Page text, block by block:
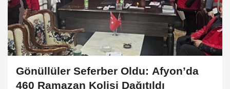
Gönüllüler Seferber Oldu: Afyon’da
460 Ramazan Kolisi Dağıtıldı